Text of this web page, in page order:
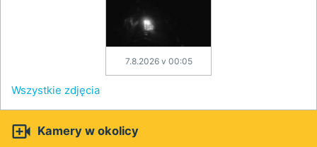
7.8.2026 v 00:05
Wszystkie zdjęcia
 Kamery w okolicy